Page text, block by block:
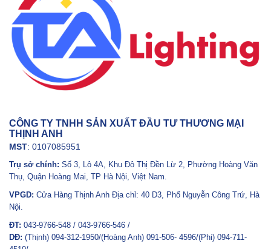
CÔNG TY TNHH SẢN XUẤT ĐẦU TƯ THƯƠNG MẠI
THỊNH ANH
MST: 0107085951
Trụ sở chính: Số 3, Lô 4A, Khu Đô Thị Đền Lừ 2, Phường Hoàng Văn
Thụ, Quận Hoàng Mai, TP Hà Nội, Việt Nam.
VPGD: Cửa Hàng Thịnh Anh Địa chỉ: 40 D3, Phố Nguyễn Công Trứ, Hà
Nội.
ĐT: 043-9766-548 / 043-9766-546 /
DĐ: (Thịnh) 094-312-1950/(Hoàng Anh) 091-506- 4596/(Phi) 094-711-